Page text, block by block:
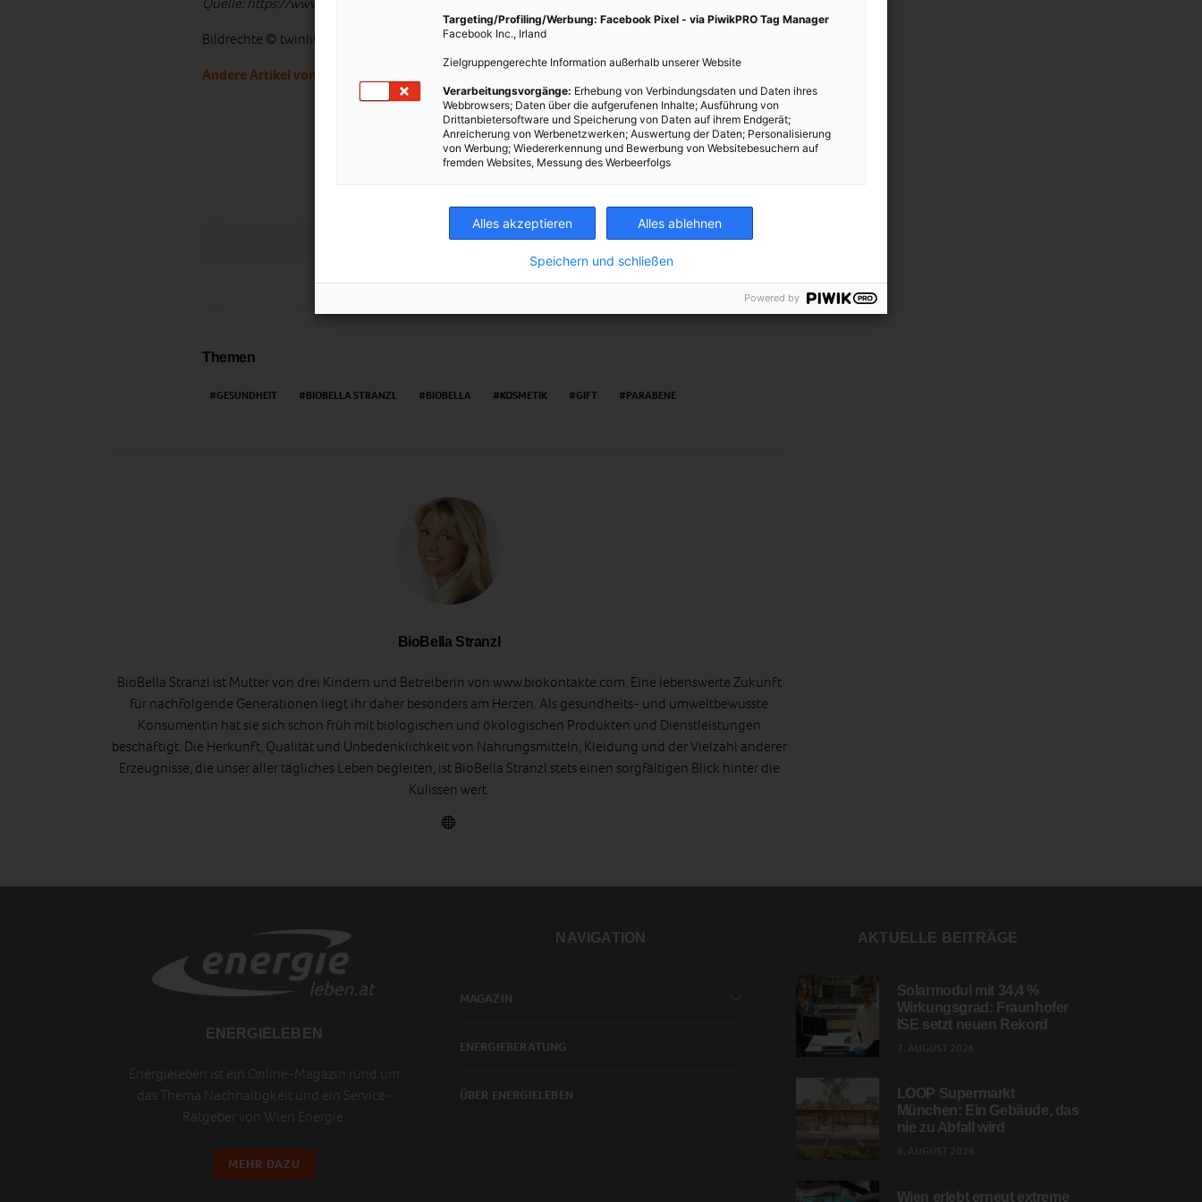
Bildrechte © twinlili,
Andere Artikel von BioBella Stranzl
TWEET
Themen
GESUNDHEIT BIOBELLA STRANZL BIOBELLA KOSMETIK GIFT PARABENE
BioBella Stranzl
BioBella Stranzl ist Mutter von drei Kindern und Betreiberin von www.biokontakte.com. Eine lebenswerte Zukunft
für nachfolgende Generationen liegt ihr daher besonders am Herzen. Als gesundheits- und umweltbewusste
Konsumentin hat sie sich schon früh mit biologischen und ökologischen Produkten und Dienstleistungen
beschäftigt. Die Herkunft, Qualität und Unbedenklichkeit von Nahrungsmitteln, Kleidung und der Vielzahl anderer
Erzeugnisse, die unser aller tägliches Leben begleiten, ist BioBella Stranzl stets einen sorgfältigen Blick hinter die
Kulissen wert.
ENERGIELEBEN
Energieleben ist ein Online-Magazin rund um
das Thema Nachhaltigkeit und ein Service-
Ratgeber von Wien Energie.
MEHR DAZU
NAVIGATION
MAGAZIN
ENERGIEBERATUNG
ÜBER ENERGIELEBEN
AKTUELLE BEITRÄGE
Solarmodul mit 34,4 %
Wirkungsgrad: Fraunhofer
ISE setzt neuen Rekord
LOOP Supermarkt
München: Ein Gebäude, das
nie zu Abfall wird
Wien erlebt erneut extreme
Targeting/Profiling/Werbung: Facebook Pixel - via PiwikPRO Tag Manager
Facebook Inc., Irland
Zielgruppengerechte Information außerhalb unserer Website
Verarbeitungsvorgänge: Erhebung von Verbindungsdaten und Daten ihres
Webbrowsers; Daten über die aufgerufenen Inhalte; Ausführung von
Drittanbietersoftware und Speicherung von Daten auf ihrem Endgerät;
Anreicherung von Werbenetzwerken; Auswertung der Daten; Personalisierung
von Werbung; Wiedererkennung und Bewerbung von Websitebesuchern auf
fremden Websites, Messung des Werbeerfolgs
Alles akzeptieren Alles ablehnen
Speichern und schließen
Powered by